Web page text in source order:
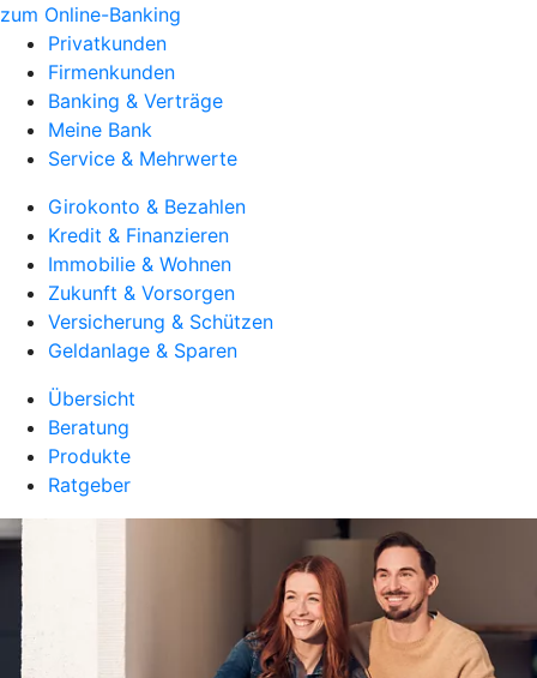
zum Online-Banking
Privatkunden
Firmenkunden
Banking & Verträge
Meine Bank
Service & Mehrwerte
Girokonto & Bezahlen
Kredit & Finanzieren
Immobilie & Wohnen
Zukunft & Vorsorgen
Versicherung & Schützen
Geldanlage & Sparen
Übersicht
Beratung
Produkte
Ratgeber